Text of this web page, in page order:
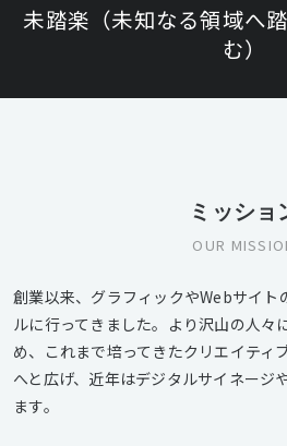
未踏楽（未知なる領域へ
む）
ミッショ
OUR
創業以来、グラフィックやWebサイト
ルに行ってきました。より沢山の人々
め、これまで培ってきたクリエイティ
へと広げ、近年はデジタルサイネージ
ます。